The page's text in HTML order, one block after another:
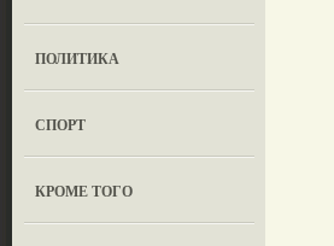
ПОЛИТИКА
СПОРТ
КРОМЕ ТОГО